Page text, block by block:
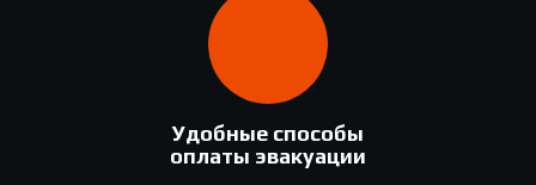
Удобные способы
оплаты эвакуации